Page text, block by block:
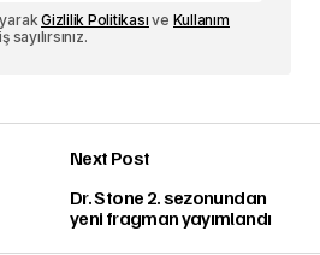
Gizlilik Politikası ve Kullanım
Next Post
Dr. Stone 2. sezonundan
yeni fragman yayımlandı